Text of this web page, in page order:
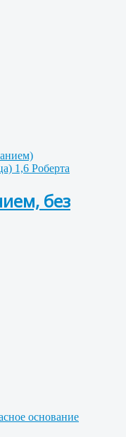
1,6 Роберта
без
основание